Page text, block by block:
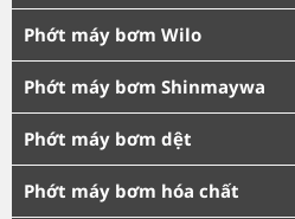
Phớt máy bơm Wilo
Phớt máy bơm Shinmaywa
Phớt máy bơm dệt
Phớt máy bơm hóa chất